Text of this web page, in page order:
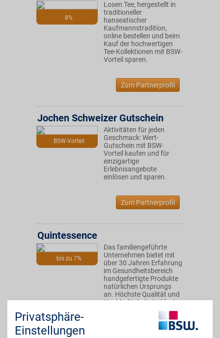
8%
Losen Tee, hergestellt in
traditioneller
hanseatischer
Kaufmannstradition,
online bestellen und beim
Kauf der hochwertigen
Tee-Kollektionen mit BSW-
Vorteil sparen.
Zum Partnerprofil
BSW-Vorteil
Jochen Schweizer Gutschein
Aktivitäten für jeden
Geschmack: Wert-
Gutschein mit BSW-
Vorteil kaufen und für
einzigartige
Erlebnisangebote
einlösen und sparen.
Zum Partnerprofil
bis zu 7%
Quintessence
Das familiengeführte
Unternehmen bietet mit
über 30 Jahren Erfahrung
im Gesundheitsbereich
handgefertigte Produkte
natürlichen Ursprungs
an. Höchste Qualität und
Nachhaltigkeit sind feste
Firmenphilosophie.
Sparen Sie mit BSW-
Privatsphäre-
Einstellungen